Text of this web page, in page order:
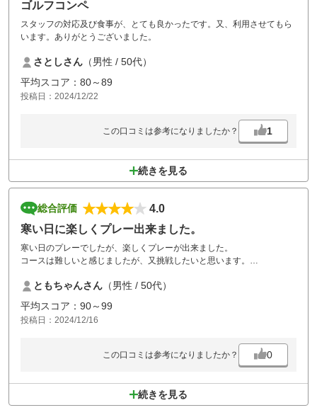
ゴルフコンペ
スタッフの対応及び食事が、とても良かったです。又、利用させてもら
います。ありがとうございました。
さとしさん （男性 / 50代）
平均スコア：80～89
投稿日：2024/12/22
この口コミは参考になりましたか？ 1
続きを見る
総合評価
4.0
寒い日に楽しくプレー出来ました。
寒い日のプレーでしたが、楽しくプレーが出来ました。
コースは難しいと感じましたが、又挑戦したいと思います。
ともちゃんさん （男性 / 50代）
平均スコア：90～99
投稿日：2024/12/16
この口コミは参考になりましたか？ 0
続きを見る